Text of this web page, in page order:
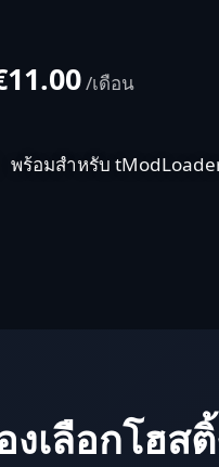
/เดือน
พร้อมสำหรับ
เลือกโฮส